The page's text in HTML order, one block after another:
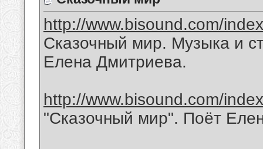
http://www.bisound.com/
Сказочный мир. Музыка и
Елена Дмитриева.
http://www.bisound.com/
"Сказочный мир". Поёт